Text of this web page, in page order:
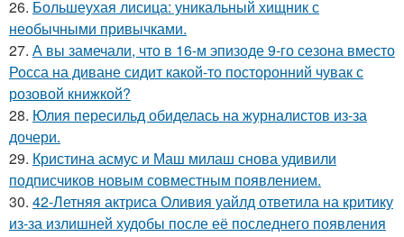
26. Большеухая лисица: уникальный хищник с
необычными привычками.
27. А вы замечали, что в 16-м эпизоде 9-го сезона вместо
Росса на диване сидит какой-то посторонний чувак с
розовой книжкой?
28. Юлия пересильд обиделась на журналистов из-за
дочери.
29. Кристина асмус и Маш милаш снова удивили
подписчиков новым совместным появлением.
30. 42-Летняя актриса Оливия уайлд ответила на критику
из-за излишней худобы после её последнего появления